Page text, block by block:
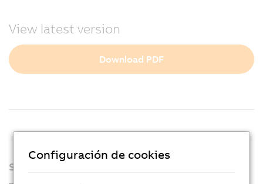
View latest version
Download PDF
Sobre nosotros
Configuración de cookies